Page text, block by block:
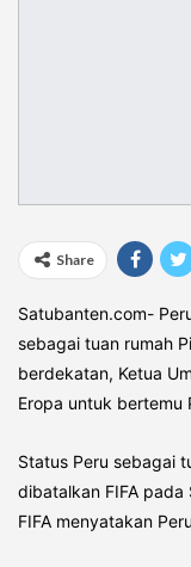
Share
Satubanten.com-
sebagai tuan rumah
berdekatan, Ketua
Eropa untuk bertemu
Status Peru sebagai
dibatalkan FIFA pada
FIFA menyatakan